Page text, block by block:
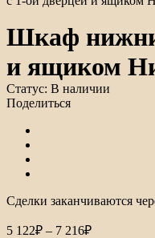
Шкаф
и ящиком
Статус: В наличии
Поделиться
Сделки заканчиваются
5 122₽ – 7 216₽Диапазон